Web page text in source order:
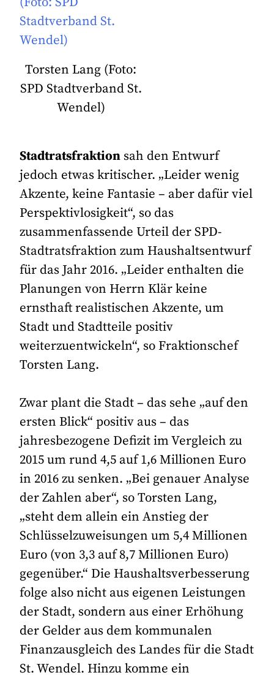
Torsten Lang (Foto:
SPD Stadtverband St.
Wendel)
Stadtratsfraktion sah den Entwurf
jedoch etwas kritischer. „Leider wenig
Akzente, keine Fantasie – aber dafür viel
Perspektivlosigkeit“, so das
zusammenfassende Urteil der SPD-
Stadtratsfraktion zum Haushaltsentwurf
für das Jahr 2016. „Leider enthalten die
Planungen von Herrn Klär keine
ernsthaft realistischen Akzente, um
Stadt und Stadtteile positiv
weiterzuentwickeln“, so Fraktionschef
Torsten Lang.
Zwar plant die Stadt – das sehe „auf den
ersten Blick“ positiv aus – das
jahresbezogene Defizit im Vergleich zu
2015 um rund 4,5 auf 1,6 Millionen Euro
in 2016 zu senken. „Bei genauer Analyse
der Zahlen aber“, so Torsten Lang,
„steht dem allein ein Anstieg der
Schlüsselzuweisungen um 5,4 Millionen
Euro (von 3,3 auf 8,7 Millionen Euro)
gegenüber.“ Die Haushaltsverbesserung
folge also nicht aus eigenen Leistungen
der Stadt, sondern aus einer Erhöhung
der Gelder aus dem kommunalen
Finanzausgleich des Landes für die Stadt
St. Wendel. Hinzu komme ein